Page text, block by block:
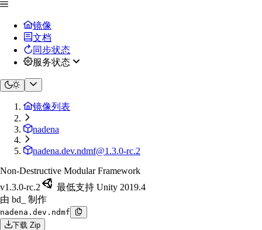
镜像
文档
同步状态
服务状态
镜像列表
nadena
nadena.dev.ndmf@1.3.0-rc.2
Non-Destructive Modular Framework
v1.3.0-rc.2
最低支持 Unity 2019.4
由 bd_ 制作
nadena.dev.ndmf
下载 Zip